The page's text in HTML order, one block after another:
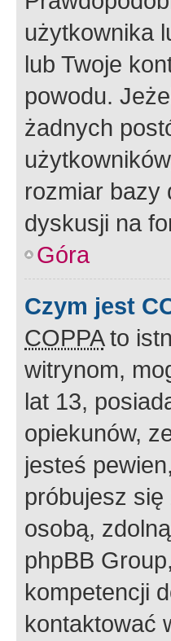
użytkownika
lub Twoje
powodu.
żadnych
rozmiar bazy
dyskusji na
Góra
Czym jest
COPPAto
witrynom,
lat 13,
opiekunów,
jesteś
próbujesz
osobą,
phpBB
kompetencji
kontaktować